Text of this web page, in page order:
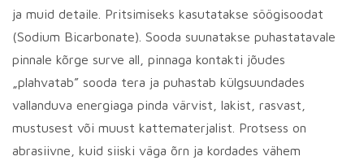
ja muid detaile. Pritsimiseks kasutatakse söögisoodat
(Sodium Bicarbonate). Sooda suunatakse puhastatavale
pinnale kõrge surve all, pinnaga kontakti jõudes
„plahvatab” sooda tera ja puhastab külgsuundades
vallanduva energiaga pinda värvist, lakist, rasvast,
mustusest või muust kattematerjalist. Protsess on
abrasiivne, kuid siiski väga õrn ja kordades vähem